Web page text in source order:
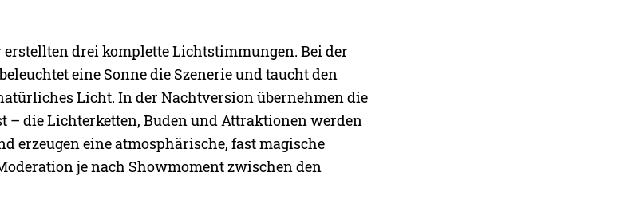
drei komplette Lichtstimmungen. Bei der
eine Sonne die Szenerie und taucht den
Licht. In der Nachtversion übernehmen die
– die Lichterketten, Buden und Attraktionen werden
erzeugen eine atmosphärische, fast magische
je nach Showmoment zwischen den